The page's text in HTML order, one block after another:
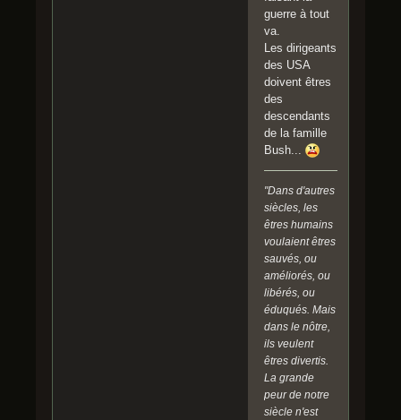
guerre à tout
va.
Les dirigeants
des USA
doivent êtres
des
descendants
de la famille
Bush...
"Dans d'autres
siècles, les
êtres humains
voulaient êtres
sauvés, ou
améliorés, ou
libérés, ou
éduqués. Mais
dans le nôtre,
ils veulent
êtres divertis.
La grande
peur de notre
siècle n'est